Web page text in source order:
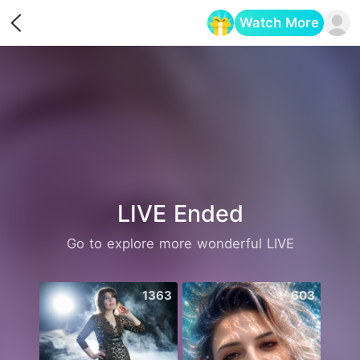
Watch More
LIVE Ended
Go to explore more wonderful LIVE
1363 603